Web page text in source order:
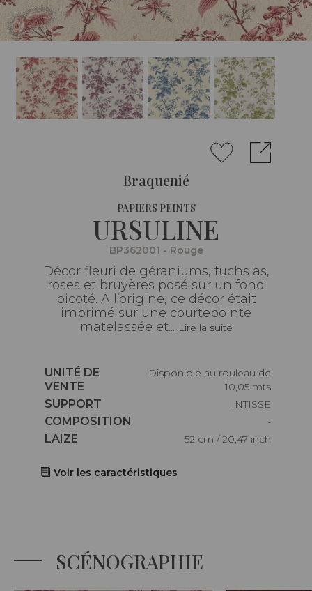
Braquenié
PAPIERS PEINTS
URSULINE
BP362001 - Rouge
Décor fleuri de géraniums, fuchsias,
roses et bruyères posé sur un fond
picoté. A l’origine, ce décor était
imprimé sur une courtepointe
matelassée et... Lire la suite
Caractéristiques
UNITÉ DE
VENTE
Disponible au rouleau de
10,05 mts
Caractéristiques
SUPPORT
INTISSE
Caractéristiques
COMPOSITION
-
Caractéristiques
LAIZE 52 cm / 20,47 inch
Voir les caractéristiques
SCÉNOGRAPHIE